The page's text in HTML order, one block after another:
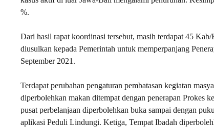
%.
Dari hasil rapat koordinasi tersebut, masih terdapat 45
diusulkan kepada Pemerintah untuk memperpanjang
September 2021.
Terdapat perubahan pengaturan pembatasan kegiatan
diperbolehkan makan ditempat dengan penerapan Prokes
pusat perbelanjaan diperbolehkan buka sampai dengan
aplikasi Peduli Lindungi. Ketiga, Tempat Ibadah